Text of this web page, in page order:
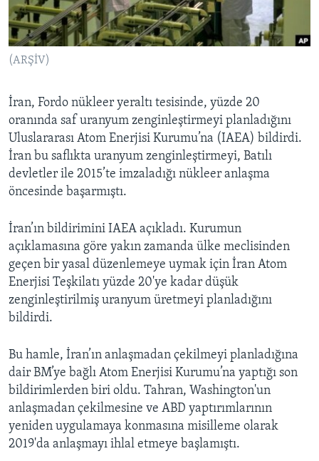
HAYATTAN
SANAT
BIZI TAKIP EDIN
(ARŞİV)
İran, Fordo nükleer yeraltı tesisinde, yüzde 20
oranında saf uranyum zenginleştirmeyi planladığını
Uluslararası Atom Enerjisi Kurumu’na (IAEA) bildirdi.
İran bu saflıkta uranyum zenginleştirmeyi, Batılı
devletler ile 2015’te imzaladığı nükleer anlaşma
öncesinde başarmıştı.
İran’ın bildirimini IAEA açıkladı. Kurumun
açıklamasına göre yakın zamanda ülke meclisinden
geçen bir yasal düzenlemeye uymak için İran Atom
Enerjisi Teşkilatı yüzde 20'ye kadar düşük
zenginleştirilmiş uranyum üretmeyi planladığını
bildirdi.
Bu hamle, İran’ın anlaşmadan çekilmeyi planladığına
dair BM’ye bağlı Atom Enerjisi Kurumu’na yaptığı son
bildirimlerden biri oldu. Tahran, Washington'un
anlaşmadan çekilmesine ve ABD yaptırımlarının
yeniden uygulamaya konmasına misilleme olarak
2019'da anlaşmayı ihlal etmeye başlamıştı.